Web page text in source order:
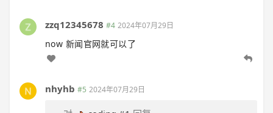
zzq12345678 #4 2024年07月29日
now 新闻官网就可以了
nhyhb #5 2024年07月29日